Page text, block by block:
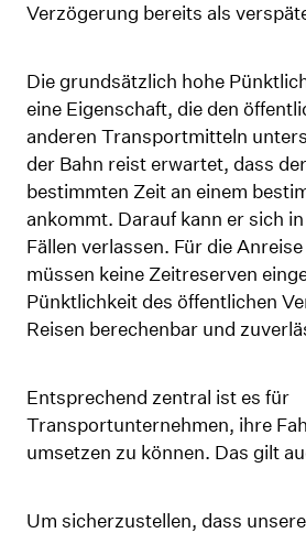
Verzögerung bereits als
Die grundsätzlich hohe
eine Eigenschaft, die den
anderen Transportmitteln
der Bahn reist erwartet, dass
bestimmten Zeit an einem
ankommt. Darauf kann er sich
Fällen verlassen. Für die
müssen keine Zeitreserven
Pünktlichkeit des öffentlichen
Reisen berechenbar und
Entsprechend zentral ist es für
Transportunternehmen, ihre
umsetzen zu können. Das gilt
Um sicherzustellen, dass